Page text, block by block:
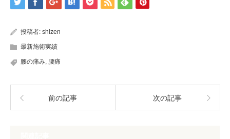
投稿者: shizen
最新施術実績
腰の痛み, 腰痛
前の記事 次の記事